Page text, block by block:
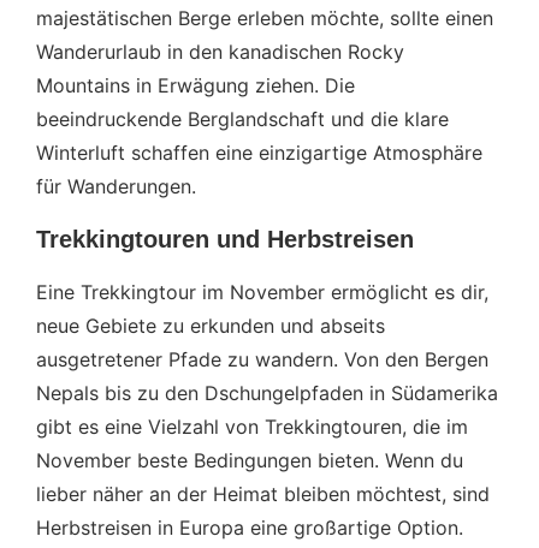
majestätischen Berge erleben möchte, sollte einen
Wanderurlaub in den kanadischen Rocky
Mountains in Erwägung ziehen. Die
beeindruckende Berglandschaft und die klare
Winterluft schaffen eine einzigartige Atmosphäre
für Wanderungen.
Trekkingtouren und Herbstreisen
Eine Trekkingtour im November ermöglicht es dir,
neue Gebiete zu erkunden und abseits
ausgetretener Pfade zu wandern. Von den Bergen
Nepals bis zu den Dschungelpfaden in Südamerika
gibt es eine Vielzahl von Trekkingtouren, die im
November beste Bedingungen bieten. Wenn du
lieber näher an der Heimat bleiben möchtest, sind
Herbstreisen in Europa eine großartige Option.